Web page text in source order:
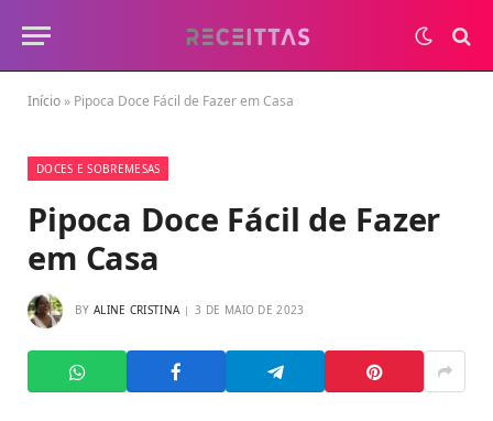
Início » Pipoca Doce Fácil de Fazer em Casa
DOCES E SOBREMESAS
Pipoca Doce Fácil de Fazer
em Casa
BY ALINE CRISTINA 3 DE MAIO DE 2023